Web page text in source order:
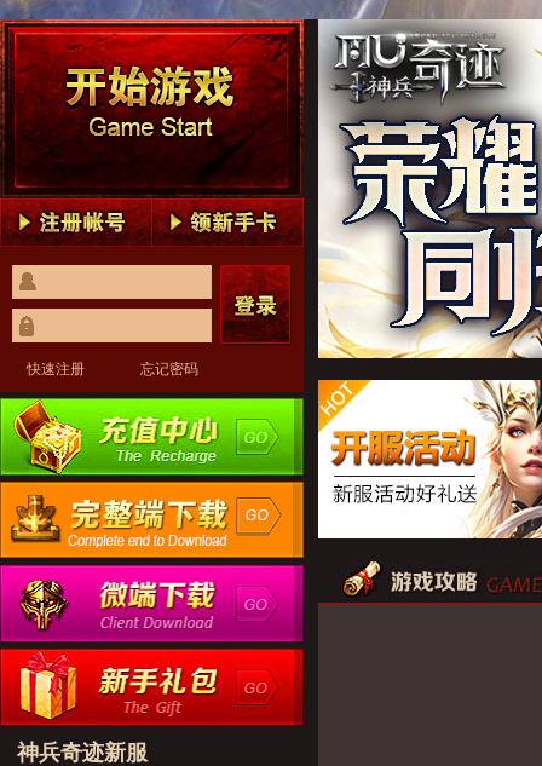
快速注册 忘记密码
神兵奇迹新服
神兵奇迹1
神兵奇迹1
神兵奇迹2
神兵奇迹2
神兵奇迹3
神兵奇迹3
神兵奇迹4
神兵奇迹4
神兵奇迹5
神兵奇迹5